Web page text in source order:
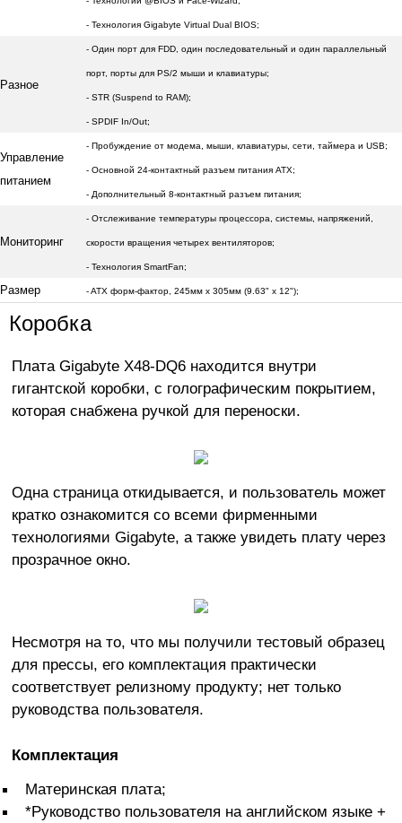
- Технология Gigabyte Virtual Dual BIOS;
Разное
- Один порт для FDD, один последовательный и один параллельный
порт, порты для PS/2 мыши и клавиатуры;
- STR (Suspend to RAM);
- SPDIF In/Out;
Управление
питанием
- Пробуждение от модема, мыши, клавиатуры, сети, таймера и USB;
- Основной 24-контактный разъем питания ATX;
- Дополнительный 8-контактный разъем питания;
Мониторинг
- Отслеживание температуры процессора, системы, напряжений,
скорости вращения четырех вентиляторов;
- Технология SmartFan;
Размер - ATX форм-фактор, 245мм x 305мм (9.63" x 12");
Коробка
Плата Gigabyte X48-DQ6 находится внутри
гигантской коробки, с голографическим покрытием,
которая снабжена ручкой для переноски.
Одна страница откидывается, и пользователь может
кратко ознакомится со всеми фирменными
технологиями Gigabyte, а также увидеть плату через
прозрачное окно.
Несмотря на то, что мы получили тестовый образец
для прессы, его комплектация практически
соответствует релизному продукту; нет только
руководства пользователя.
Комплектация
Материнская плата;
*Руководство пользователя на английском языке +